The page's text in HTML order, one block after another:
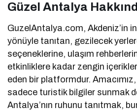
Güzel Antalya
GuzelAntalya.com, Akdeniz’in
yönüyle tanıtan, gezilecek
seçeneklerine, ulaşım
etkinliklere kadar zengin
eden bir platformdur.
sadece turistik bilgiler sunmak
Antalya’nın ruhunu tanıtmak,